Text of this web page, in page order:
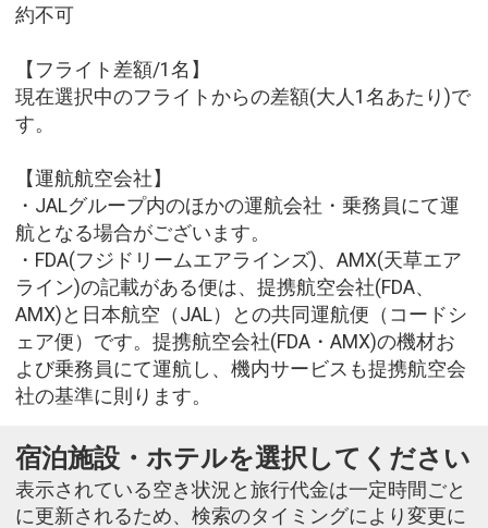
約不可
【フライト差額/1名】
現在選択中のフライトからの差額(大人1名あたり)で
す。
【運航航空会社】
・JALグループ内のほかの運航会社・乗務員にて運
航となる場合がございます。
・FDA(フジドリームエアラインズ)、AMX(天草エア
ライン)の記載がある便は、提携航空会社(FDA、
AMX)と日本航空（JAL）との共同運航便（コードシ
ェア便）です。提携航空会社(FDA・AMX)の機材お
よび乗務員にて運航し、機内サービスも提携航空会
社の基準に則ります。
宿泊施設・ホテルを選択してください
表示されている空き状況と旅行代金は一定時間ごと
に更新されるため、検索のタイミングにより変更に